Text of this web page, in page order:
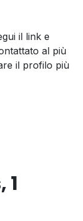
il link e
al più
il profilo più
1